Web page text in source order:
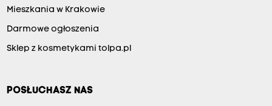
Mieszkania w Krakowie
Darmowe ogłoszenia
Sklep z kosmetykami tolpa.pl
POSŁUCHASZ NAS